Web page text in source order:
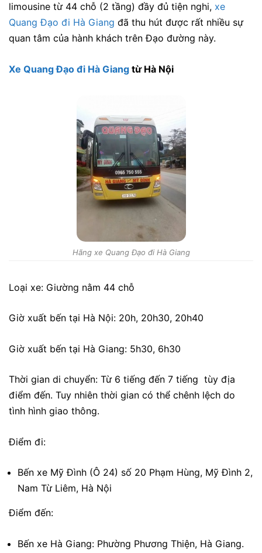
limousine từ 44 chỗ (2 tầng) đầy đủ tiện nghi, xe
Quang Đạo đi Hà Giang đã thu hút được rất nhiều sự
quan tâm của hành khách trên Đạo đường này.
Xe Quang Đạo đi Hà Giang từ Hà Nội
Hãng xe Quang Đạo đi Hà Giang
Loại xe: Giường nằm 44 chỗ
Giờ xuất bến tại Hà Nội: 20h, 20h30, 20h40
Giờ xuất bến tại Hà Giang: 5h30, 6h30
Thời gian di chuyển: Từ 6 tiếng đến 7 tiếng tùy địa
điểm đến. Tuy nhiên thời gian có thể chênh lệch do
tình hình giao thông.
Điểm đi:
Bến xe Mỹ Đình (Ô 24) số 20 Phạm Hùng, Mỹ Đình 2,
Nam Từ Liêm, Hà Nội
Điểm đến:
Bến xe Hà Giang: Phường Phương Thiện, Hà Giang.